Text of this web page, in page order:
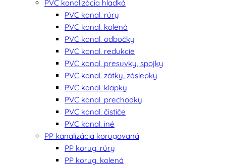
PVC kanalizácia hladká
PVC kanal. rúry
PVC kanal. kolená
PVC kanal. odbočky
PVC kanal. redukcie
PVC kanal. presuvky, spojky
PVC kanal. zátky, záslepky
PVC kanal. klapky
PVC kanal. prechodky
PVC kanal. čističe
PVC kanal. iné
PP kanalizácia korugovaná
PP korug. rúry
PP korug. kolená